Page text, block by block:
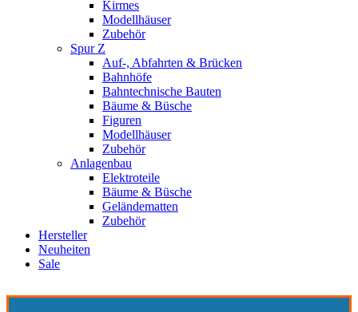
Kirmes
Modellhäuser
Zubehör
Spur Z
Auf-, Abfahrten & Brücken
Bahnhöfe
Bahntechnische Bauten
Bäume & Büsche
Figuren
Modellhäuser
Zubehör
Anlagenbau
Elektroteile
Bäume & Büsche
Geländematten
Zubehör
Hersteller
Neuheiten
Sale